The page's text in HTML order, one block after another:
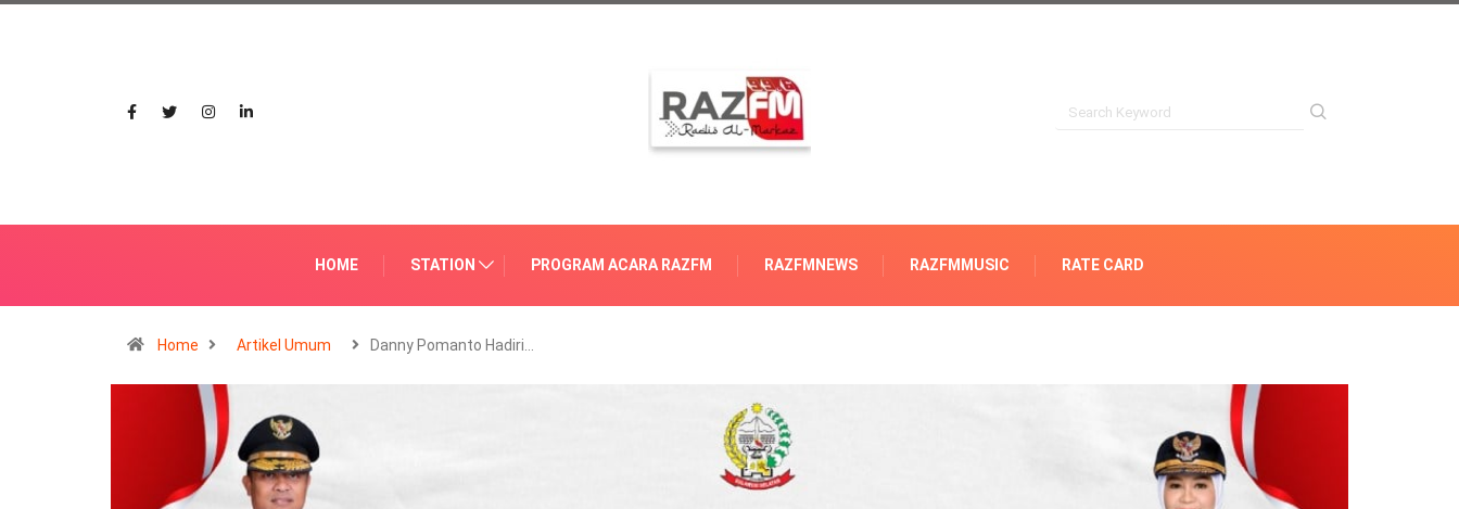
HOME STATION PROGRAM ACARA RAZFM RAZFMNEWS RAZFMMUSIC RATE CARD
Home Artikel Umum Danny Pomanto Hadiri…